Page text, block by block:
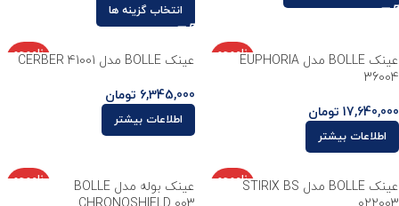
انتخاب گزینه ها
ناموجوعینک BOLLE مدل EUPHORIA
36004
17,640,000 تومان
اطلاعات بیشتر
ناموجو
د
عینک BOLLE مدل CERBER 41001
6,345,000 تومان
اطلاعات بیشتر
ناموجوعینک BOLLE مدل STIRIX BS
ناموجو
عینک بوله مدل BOLLE